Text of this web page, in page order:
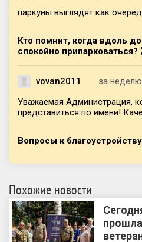
паркуны выглядят как
Кто помнит, когда вдоль
спокойно припарковаться?
vovan2011 за неделю
Уважаемая Администрация,
представиться по имени!
Вопросы к
Похожие новости